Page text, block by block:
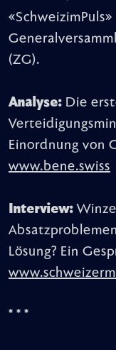
(ZG).
Analyse: Die
Einordnung von
www.bene.swiss
Interview:
Lösung? Ein
* * *